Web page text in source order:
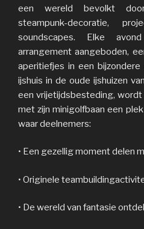
een wereld bevolkt
steampunk-decoratie,
soundscapes. Elke
arrangement aangeboden,
aperitiefjes in een
ijshuis in de oude ijshuizen
een vrijetijdsbesteding,
met zijn minigolfbaan een
waar deelnemers:
• Een gezellig moment delen
• Originele
• De wereld van fantasie